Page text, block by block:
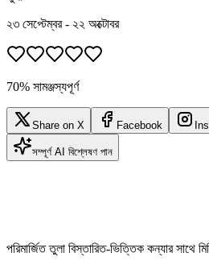
২৩ সেপ্টেম্বর - ২২ অক্টোবর
70% সামঞ্জস্যপূর্ণ
Share on X Facebook
সম্পূর্ণ AI বিশ্লেষণ পান
পরিমার্জিত তুলা বিস্তারিত-ভিত্তিক কন্যার সাথে